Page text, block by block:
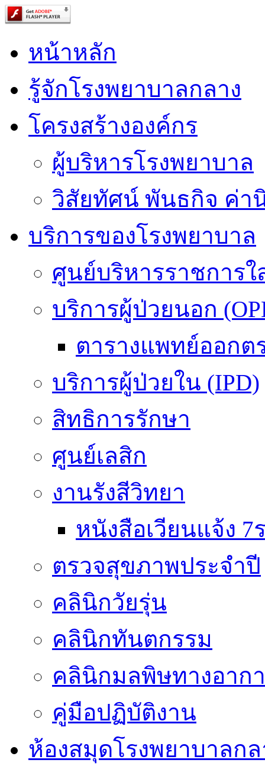
หน้าหลัก
รู้จักโรงพยาบาลกลาง
โครงสร้างองค์กร
ผู้บริหารโรงพยาบาล
วิสัยทัศน์ พันธกิจ ค่า
บริการของโรงพยาบาล
ศูนย์บริหารราชการใ
บริการผู้ป่วยนอก
ตารางแพทย์ออกต
บริการผู้ป่วยใน (IPD)
สิทธิการรักษา
ศูนย์เลสิก
งานรังสีวิทยา
หนังสือเวียนแจ้ง 7
ตรวจสุขภาพประจำปี
คลินิกวัยรุ่น
คลินิกทันตกรรม
คลินิกมลพิษทางอาก
คู่มือปฏิบัติงาน
ห้องสมุดโรงพยาบาลกล